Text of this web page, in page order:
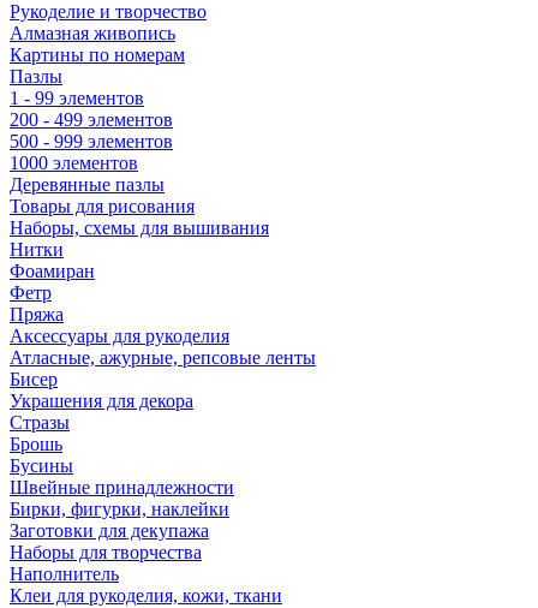
Рукоделие и творчество
Алмазная живопись
Картины по номерам
Пазлы
1 - 99 элементов
200 - 499 элементов
500 - 999 элементов
1000 элементов
Деревянные пазлы
Товары для рисования
Наборы, схемы для вышивания
Нитки
Фоамиран
Фетр
Пряжа
Аксессуары для рукоделия
Атласные, ажурные, репсовые ленты
Бисер
Украшения для декора
Стразы
Брошь
Бусины
Швейные принадлежности
Бирки, фигурки, наклейки
Заготовки для декупажа
Наборы для творчества
Наполнитель
Клеи для рукоделия, кожи, ткани